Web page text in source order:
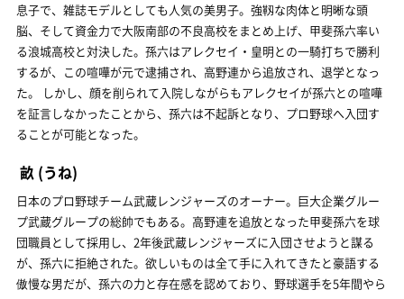
息子で、雑誌モデルとしても人気の美男子。強靱な肉体と明晰な頭
脳、そして資金力で大阪南部の不良高校をまとめ上げ、甲斐孫六率い
る浪城高校と対決した。孫六はアレクセイ・皇明との一騎打ちで勝利
するが、この喧嘩が元で逮捕され、高野連から追放され、退学となっ
た。 しかし、顔を削られて入院しながらもアレクセイが孫六との喧嘩
を証言しなかったことから、孫六は不起訴となり、プロ野球へ入団す
ることが可能となった。
畝 (うね)
日本のプロ野球チーム武蔵レンジャーズのオーナー。巨大企業グルー
プ武蔵グループの総帥でもある。高野連を追放となった甲斐孫六を球
団職員として採用し、2年後武蔵レンジャーズに入団させようと謀る
が、孫六に拒絶された。欲しいものは全て手に入れてきたと豪語する
傲慢な男だが、孫六の力と存在感を認めており、野球選手を5年間やら